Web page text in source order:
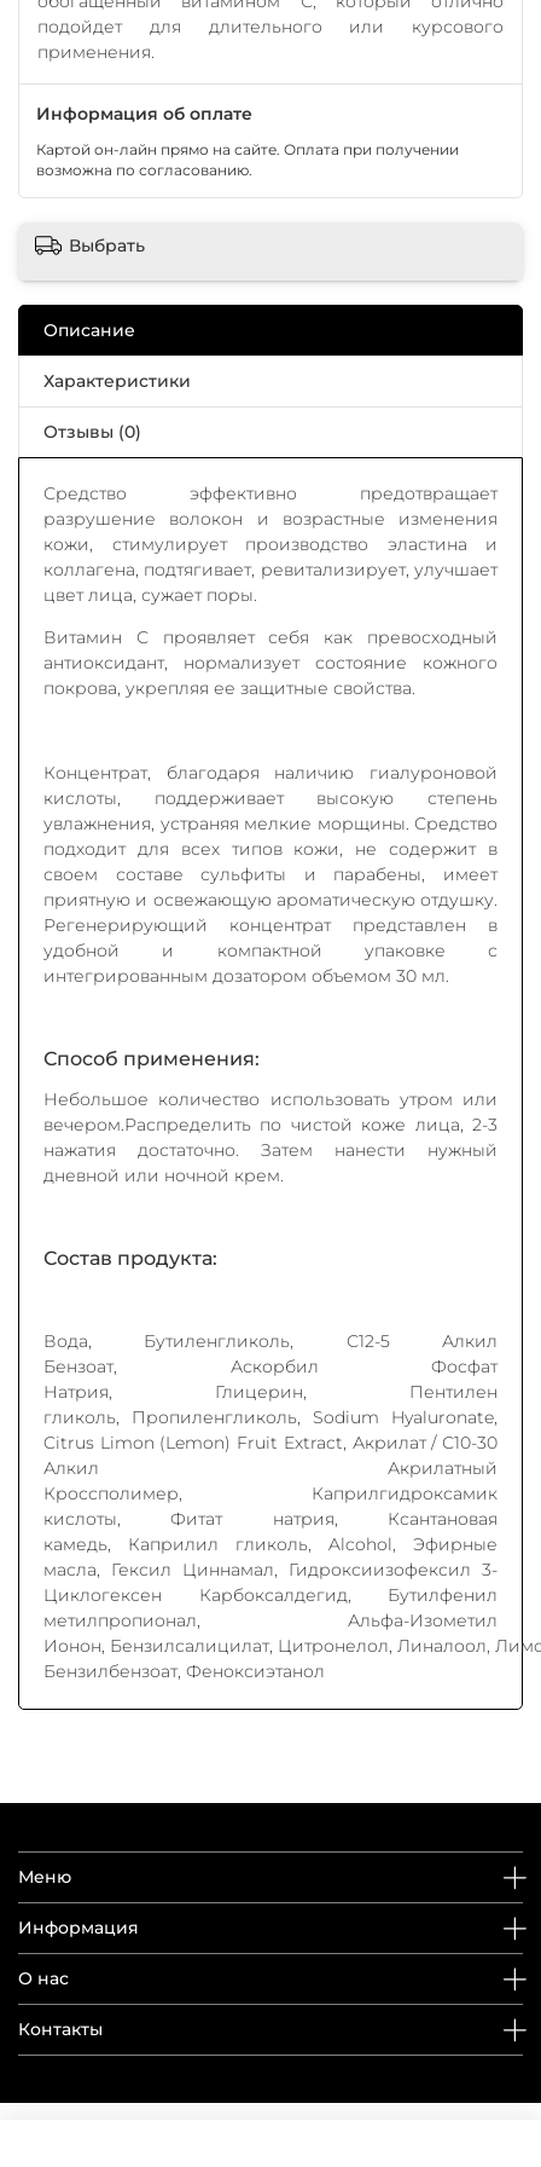
подойдет для длительного или курсового
применения.
Информация об оплате
Картой он-лайн прямо на сайте. Оплата при получении
возможна по согласованию.
Выбрать
Описание
Характеристики
Отзывы (0)
Средство эффективно предотвращает
разрушение волокон и возрастные изменения
кожи, стимулирует производство эластина и
коллагена, подтягивает, ревитализирует, улучшает
цвет лица, сужает поры.
Витамин С проявляет себя как превосходный
антиоксидант, нормализует состояние кожного
покрова, укрепляя ее защитные свойства.
Концентрат, благодаря наличию гиалуроновой
кислоты, поддерживает высокую степень
увлажнения, устраняя мелкие морщины. Средство
подходит для всех типов кожи, не содержит в
своем составе сульфиты и парабены, имеет
приятную и освежающую ароматическую отдушку.
Регенерирующий концентрат представлен в
удобной и компактной упаковке с
интегрированным дозатором объемом 30 мл.
Способ применения:
Небольшое количество использовать утром или
вечером.Распределить по чистой коже лица, 2-3
нажатия достаточно. Затем нанести нужный
дневной или ночной крем.
Состав продукта:
Вода, Бутиленгликоль, С12-5 Алкил
Бензоат, Аскорбил Фосфат
Натрия, Глицерин, Пентилен
гликоль, Пропиленгликоль, Sodium Hyaluronate,
Citrus Limon (Lemon) Fruit Extract, Акрилат / С10-30
Алкил Акрилатный
Кроссполимер, Каприлгидроксамик
кислоты, Фитат натрия, Ксантановая
камедь, Каприлил гликоль, Alcohol, Эфирные
масла, Гексил Циннамал, Гидроксиизофексил 3-
Циклогексен Карбоксалдегид, Бутилфенил
метилпропионал, Альфа-Изометил
Ионон, Бензилсалицилат, Цитронелол, Линалоол,
Бензилбензоат, Феноксиэтанол
Меню
Информация
О нас
Контакты